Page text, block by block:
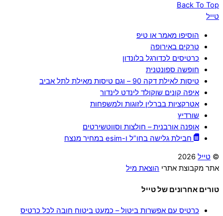
Back To Top
טייל
הוסיפו מאמר או טיפ
טרקים באירופה
כרטיסים לכדורגל בלונדון
חופשה ספונטנית
טיסות לאילת דקה 90 – וגם טיסות מאילת לתל אביב
איפה קונים שוקולד לינדט לינדור
אטרקציות בברלין לזוגות ולמשפחות
שורדיץ
אופנה אורבנית – חולצות וסווטשירטים
חבילת גלישה בחו”ל ו-esim במחיר מנצח
© טייל
אתר מקבוצת אתרי הוצאת מיל
טורים אחרונים של טייל
כרטיס עם אפשרות ביטול – כמעט ביטוח חובה לכל כרטיס